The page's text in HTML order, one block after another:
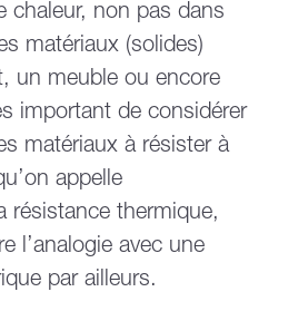
chaleur, non pas dans
matériaux (solides)
un meuble ou encore
important de considérer
matériaux à résister à
appelle
résistance thermique,
l’analogie avec une
par ailleurs.